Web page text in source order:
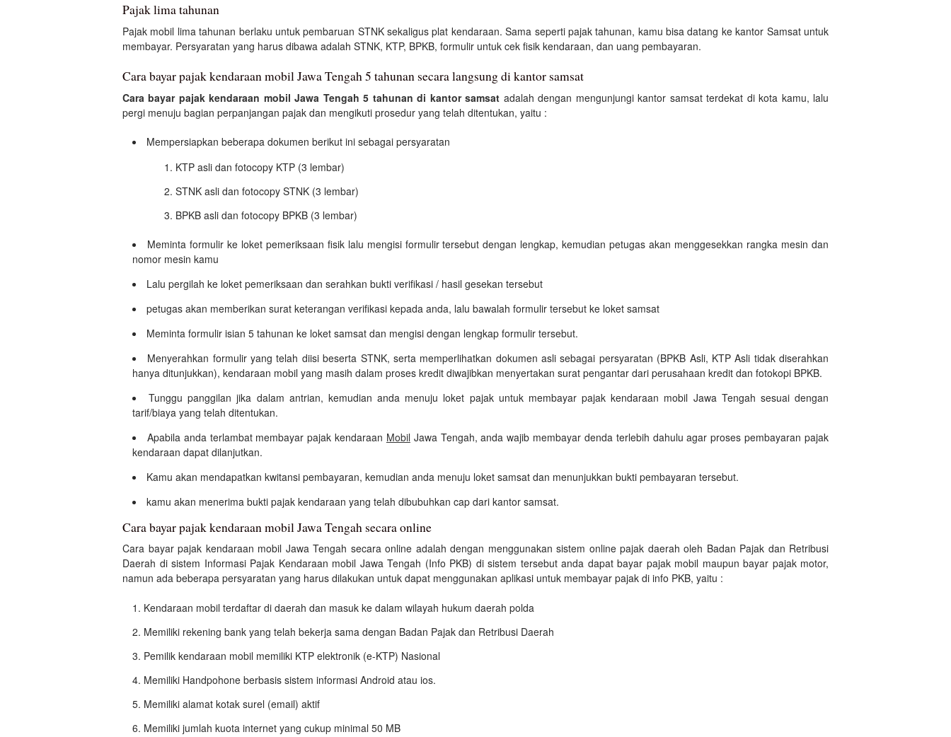
Pajak lima tahunan
Pajak mobil lima tahunan berlaku untuk pembaruan STNK sekaligus plat kendaraan. Sama seperti pajak tahunan, kamu bisa datang ke kantor Samsat untuk
membayar. Persyaratan yang harus dibawa adalah STNK, KTP, BPKB, formulir untuk cek fisik kendaraan, dan uang pembayaran.
Cara bayar pajak kendaraan mobil Jawa Tengah 5 tahunan secara langsung di kantor samsat
Cara bayar pajak kendaraan mobil Jawa Tengah 5 tahunan di kantor samsat adalah dengan mengunjungi kantor samsat terdekat di kota kamu, lalu
pergi menuju bagian perpanjangan pajak dan mengikuti prosedur yang telah ditentukan, yaitu :
Mempersiapkan beberapa dokumen berikut ini sebagai persyaratan
KTP asli dan fotocopy KTP (3 lembar)
STNK asli dan fotocopy STNK (3 lembar)
BPKB asli dan fotocopy BPKB (3 lembar)
Meminta formulir ke loket pemeriksaan fisik lalu mengisi formulir tersebut dengan lengkap, kemudian petugas akan menggesekkan rangka mesin dan
nomor mesin kamu
Lalu pergilah ke loket pemeriksaan dan serahkan bukti verifikasi / hasil gesekan tersebut
petugas akan memberikan surat keterangan verifikasi kepada anda, lalu bawalah formulir tersebut ke loket samsat
Meminta formulir isian 5 tahunan ke loket samsat dan mengisi dengan lengkap formulir tersebut.
Menyerahkan formulir yang telah diisi beserta STNK, serta memperlihatkan dokumen asli sebagai persyaratan (BPKB Asli, KTP Asli tidak diserahkan
hanya ditunjukkan), kendaraan mobil yang masih dalam proses kredit diwajibkan menyertakan surat pengantar dari perusahaan kredit dan fotokopi BPKB.
Tunggu panggilan jika dalam antrian, kemudian anda menuju loket pajak untuk membayar pajak kendaraan mobil Jawa Tengah sesuai dengan
tarif/biaya yang telah ditentukan.
Apabila anda terlambat membayar pajak kendaraan Mobil Jawa Tengah, anda wajib membayar denda terlebih dahulu agar proses pembayaran pajak
kendaraan dapat dilanjutkan.
Kamu akan mendapatkan kwitansi pembayaran, kemudian anda menuju loket samsat dan menunjukkan bukti pembayaran tersebut.
kamu akan menerima bukti pajak kendaraan yang telah dibubuhkan cap dari kantor samsat.
Cara bayar pajak kendaraan mobil Jawa Tengah secara online
Cara bayar pajak kendaraan mobil Jawa Tengah secara online adalah dengan menggunakan sistem online pajak daerah oleh Badan Pajak dan Retribusi
Daerah di sistem Informasi Pajak Kendaraan mobil Jawa Tengah (Info PKB) di sistem tersebut anda dapat bayar pajak mobil maupun bayar pajak motor,
namun ada beberapa persyaratan yang harus dilakukan untuk dapat menggunakan aplikasi untuk membayar pajak di info PKB, yaitu :
Kendaraan mobil terdaftar di daerah dan masuk ke dalam wilayah hukum daerah polda
Memiliki rekening bank yang telah bekerja sama dengan Badan Pajak dan Retribusi Daerah
Pemilik kendaraan mobil memiliki KTP elektronik (e-KTP) Nasional
Memiliki Handpohone berbasis sistem informasi Android atau ios.
Memiliki alamat kotak surel (email) aktif
Memiliki jumlah kuota internet yang cukup minimal 50 MB